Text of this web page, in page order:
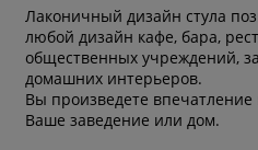
Лаконичный дизайн cтула
любой дизайн кафе, бара,
общественных учреждений,
домашних интерьеров.
Вы произведете впечатление
Ваше заведение или дом.